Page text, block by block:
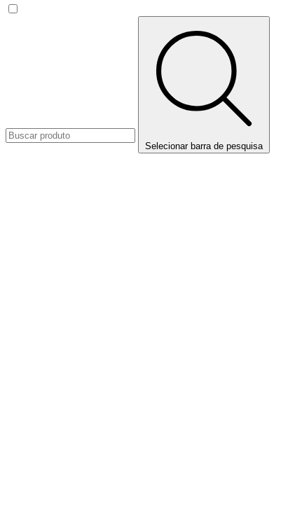
Selecionar barra de pesquisa